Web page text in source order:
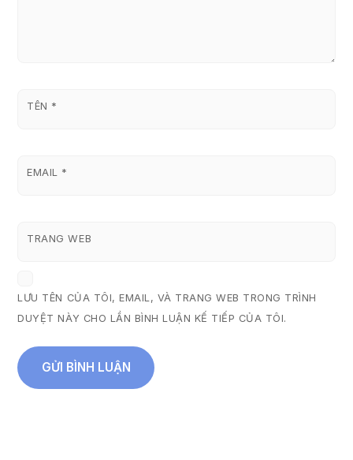
TÊN *
EMAIL *
TRANG WEB
LƯU TÊN CỦA TÔI, EMAIL, VÀ TRANG WEB TRONG TRÌNH
DUYỆT NÀY CHO LẦN BÌNH LUẬN KẾ TIẾP CỦA TÔI.